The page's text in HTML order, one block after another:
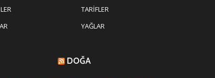
TARIFLER
YAĞLAR
DOĞA